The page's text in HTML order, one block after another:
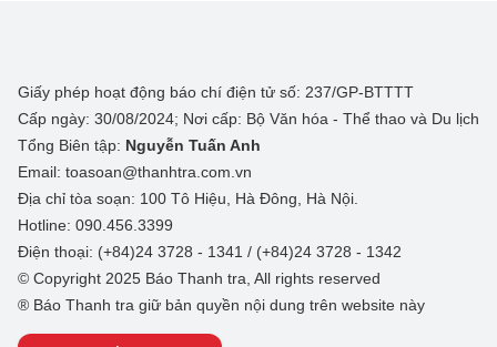
Giấy phép hoạt động báo chí điện tử số: 237/GP-BTTTT
Cấp ngày: 30/08/2024; Nơi cấp: Bộ Văn hóa - Thể thao và Du lịch
Tổng Biên tập: Nguyễn Tuấn Anh
Email: toasoan@thanhtra.com.vn
Địa chỉ tòa soạn: 100 Tô Hiệu, Hà Đông, Hà Nội.
Hotline: 090.456.3399
Điện thoại: (+84)24 3728 - 1341 / (+84)24 3728 - 1342
© Copyright 2025 Báo Thanh tra, All rights reserved
® Báo Thanh tra giữ bản quyền nội dung trên website này